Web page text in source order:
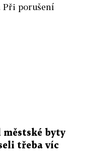
Při porušení
městské byty
třeba víc